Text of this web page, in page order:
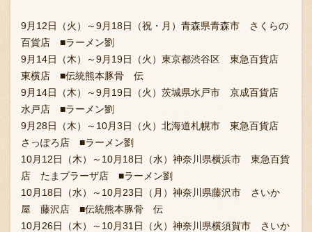
ブランド一覧
FC加盟店募集
会社案内
9月12日（火）～9月18日（祝・月）青森県青森市 さくらの
百貨店 ■ラーメン劉
9月14日（木）～9月19日（火）東京都渋谷区 東急百貨店
東横店 ■伝統熊本豚骨 伝
9月14日（木）～9月19日（火）茨城県水戸市 京成百貨店
水戸店 ■ラーメン劉
9月28日（木）～10月3日（火）北海道札幌市 東急百貨店
さっぽろ店 ■ラーメン劉
10月12日（木）～10月18日（水）神奈川県横浜市 東急百貨
店 たまプラーザ店 ■ラーメン劉
10月18日（水）～10月23日（月）神奈川県藤沢市 さいか
屋 藤沢店 ■伝統熊本豚骨 伝
10月26日（木）～10月31日（火）神奈川県横須賀市 さいか